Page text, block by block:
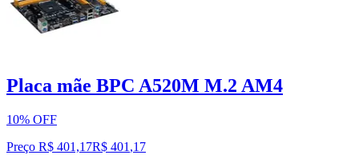
Placa mãe BPC A520M M.2 AM4
10% OFF
Preço R$ 401,17R$ 401 ,17